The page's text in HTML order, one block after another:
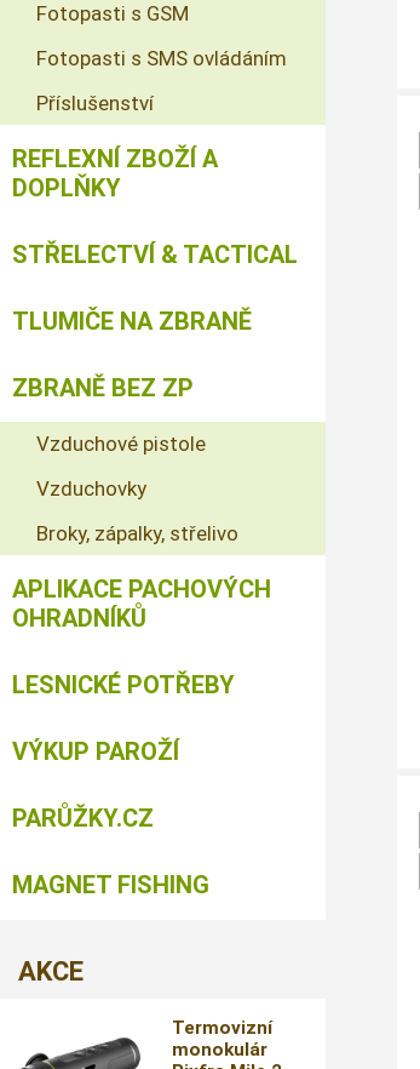
Fotopasti s GSM
Fotopasti s SMS ovládáním
Příslušenství
REFLEXNÍ ZBOŽÍ A
DOPLŇKY
STŘELECTVÍ & TACTICAL
TLUMIČE NA ZBRANĚ
ZBRANĚ BEZ ZP
Vzduchové pistole
Vzduchovky
Broky, zápalky, střelivo
APLIKACE PACHOVÝCH
OHRADNÍKŮ
LESNICKÉ POTŘEBY
VÝKUP PAROŽÍ
PARŮŽKY.CZ
MAGNET FISHING
AKCE
Termovizní
monokulár